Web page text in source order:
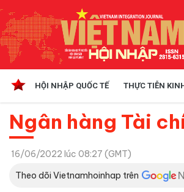
HỘI NHẬP QUỐC TẾ THỰC TIỄN
Ngân hàng Tài
16/06/2022 lúc 08:27 (GMT)
Theo dõi Vietnamhoinhap trên